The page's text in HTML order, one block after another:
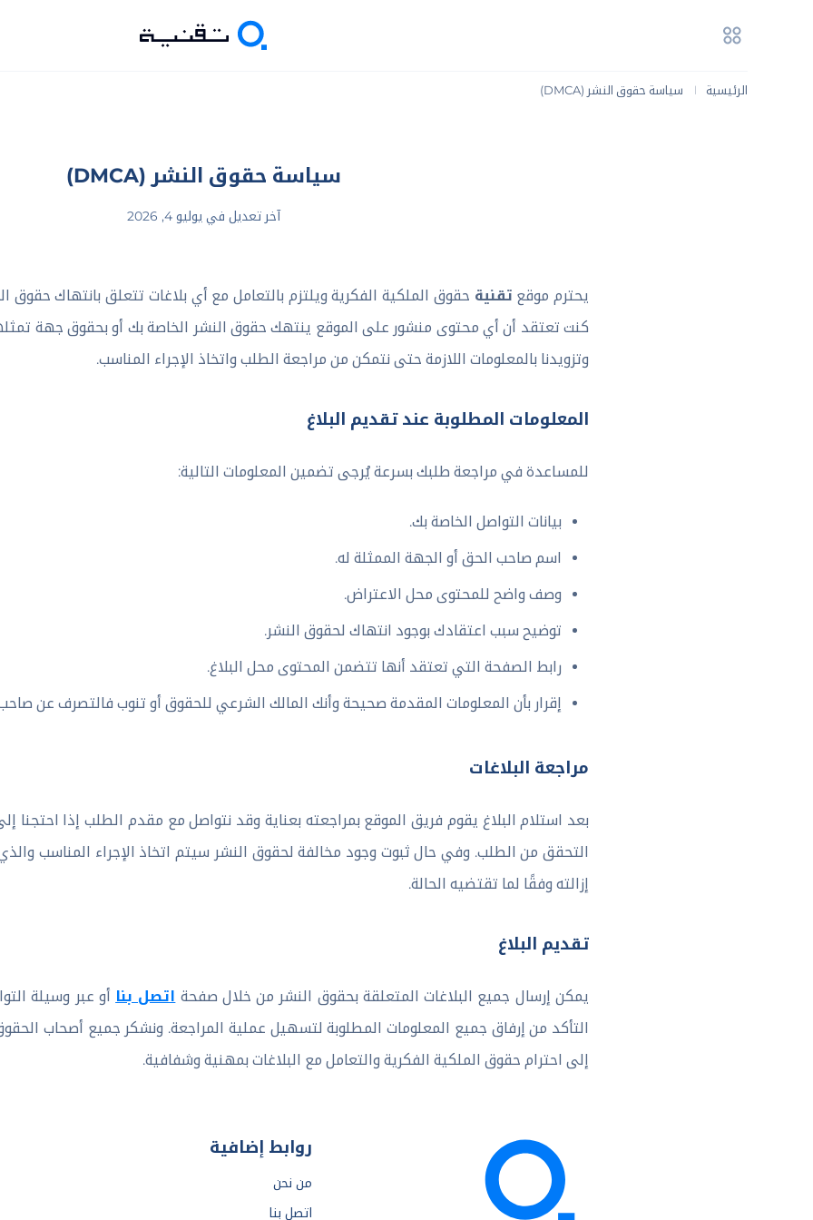
الرئيسية | سياسة حقوق النشر (DMCA)
سياسة حقوق النشر (DMCA)
آخر تعديل في يوليو 4, 2026
يحترم موقع تقنية حقوق الملكية الفكرية ويلتزم بالتعامل مع أي بلاغات تتعلق بانتهاك حقوق
كنت تعتقد أن أي محتوى منشور على الموقع ينتهك حقوق النشر الخاصة بك أو بحقوق جهة
وتزويدنا بالمعلومات اللازمة حتى نتمكن من مراجعة الطلب واتخاذ الإجراء المناسب.
المعلومات المطلوبة عند تقديم البلاغ
للمساعدة في مراجعة طلبك بسرعة يُرجى تضمين المعلومات التالية:
بيانات التواصل الخاصة بك.
اسم صاحب الحق أو الجهة الممثلة له.
وصف واضح للمحتوى محل الاعتراض.
توضيح سبب اعتقادك بوجود انتهاك لحقوق النشر.
رابط الصفحة التي تعتقد أنها تتضمن المحتوى محل البلاغ.
إقرار بأن المعلومات المقدمة صحيحة وأنك المالك الشرعي للحقوق أو تنوب فالتصرف عن
مراجعة البلاغات
بعد استلام البلاغ يقوم فريق الموقع بمراجعته بعناية وقد نتواصل مع مقدم الطلب إذا
التحقق من الطلب. وفي حال ثبوت وجود مخالفة لحقوق النشر سيتم اتخاذ الإجراء المناسب
إزالته وفقًا لما تقتضيه الحالة.
تقديم البلاغ
يمكن إرسال جميع البلاغات المتعلقة بحقوق النشر من خلال صفحة اتصل بنا أو عبر وسيلة
التأكد من إرفاق جميع المعلومات المطلوبة لتسهيل عملية المراجعة. ونشكر جميع أصحاب
إلى احترام حقوق الملكية الفكرية والتعامل مع البلاغات بمهنية وشفافية.
روابط إضافية
من نحن
اتصل بنا